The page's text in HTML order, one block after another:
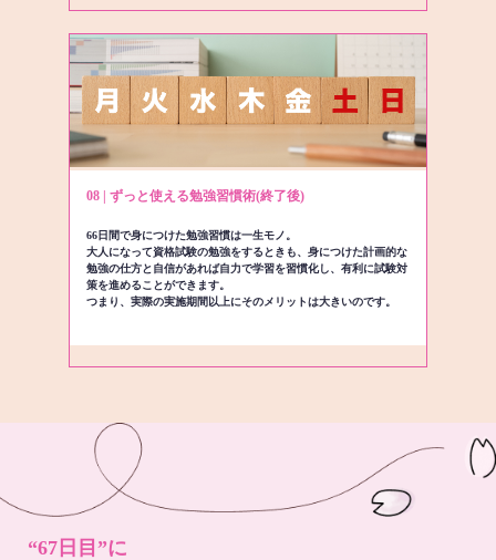
08 | ずっと使える勉強習慣術(終了後)
66日間で身につけた勉強習慣は一生モノ。
大人になって資格試験の勉強をするときも、身につけた計画的な
勉強の仕方と自信があれば自力で学習を習慣化し、有利に試験対
策を進めることができます。
つまり、実際の実施期間以上にそのメリットは大きいのです。
“67日目”に